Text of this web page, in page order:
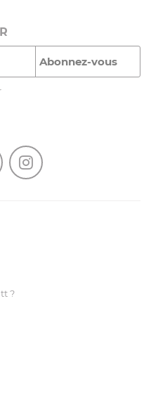
?